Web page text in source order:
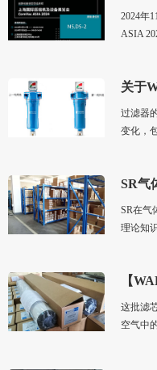
2024年
ASIA
过滤器
变化，
SR在气
理论知
这批滤
空气中
过滤芯
标准，